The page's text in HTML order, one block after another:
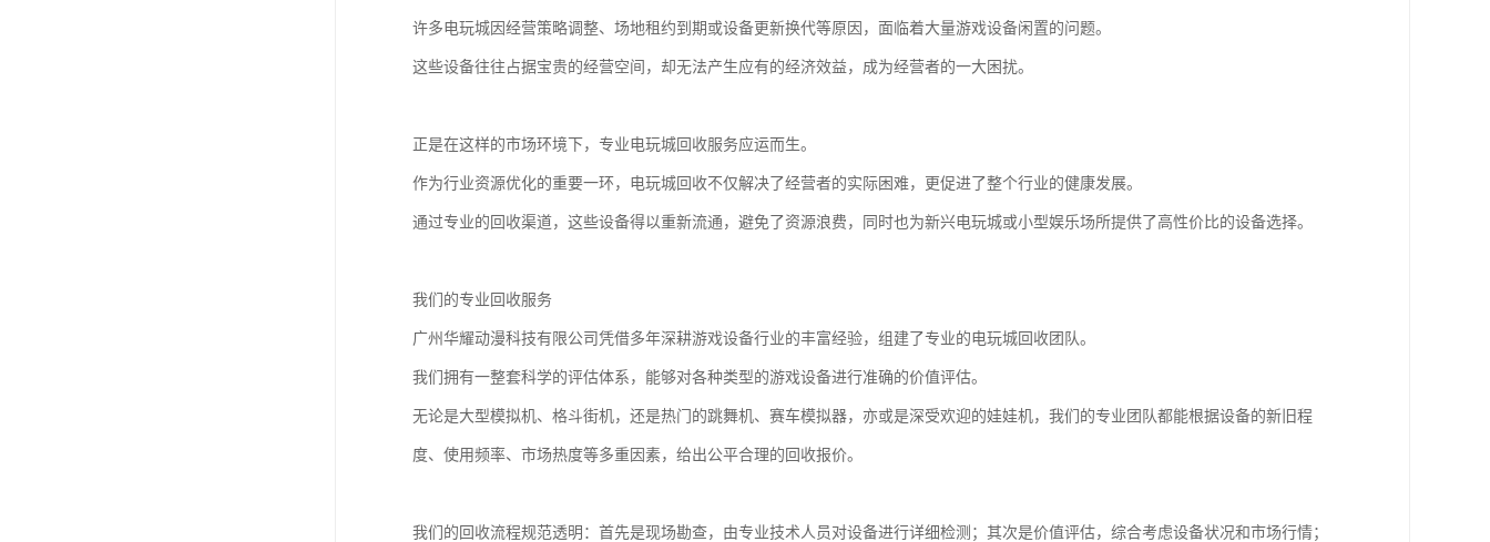
许多电玩城因经营策略调整、场地租约到期或设备更新换代等原因，面临着大量游戏设备闲置的问题。
这些设备往往占据宝贵的经营空间，却无法产生应有的经济效益，成为经营者的一大困扰。
正是在这样的市场环境下，专业电玩城回收服务应运而生。
作为行业资源优化的重要一环，电玩城回收不仅解决了经营者的实际困难，更促进了整个行业的健康发展。
通过专业的回收渠道，这些设备得以重新流通，避免了资源浪费，同时也为新兴电玩城或小型娱乐场所提供了高性价比的设备选择。
我们的专业回收服务
广州华耀动漫科技有限公司凭借多年深耕游戏设备行业的丰富经验，组建了专业的电玩城回收团队。
我们拥有一整套科学的评估体系，能够对各种类型的游戏设备进行准确的价值评估。
无论是大型模拟机、格斗街机，还是热门的跳舞机、赛车模拟器，亦或是深受欢迎的娃娃机，我们的专业团队都能根据设备的新旧程
度、使用频率、市场热度等多重因素，给出公平合理的回收报价。
我们的回收流程规范透明：首先是现场勘查，由专业技术人员对设备进行详细检测；其次是价值评估，综合考虑设备状况和市场行情；